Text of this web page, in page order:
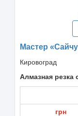
Мастер
Кировоград
Алмазная резка
грн